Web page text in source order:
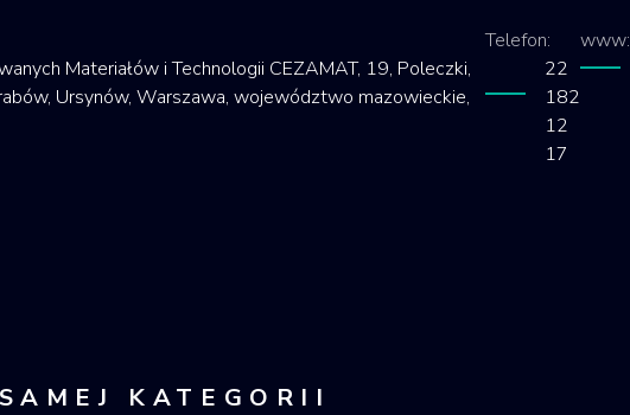
Materiałów i Technologii CEZAMAT, 19, Poleczki,
Ursynów, Warszawa, województwo mazowieckie,
Telefon:
22
182
12
17
www:
KATEGORII